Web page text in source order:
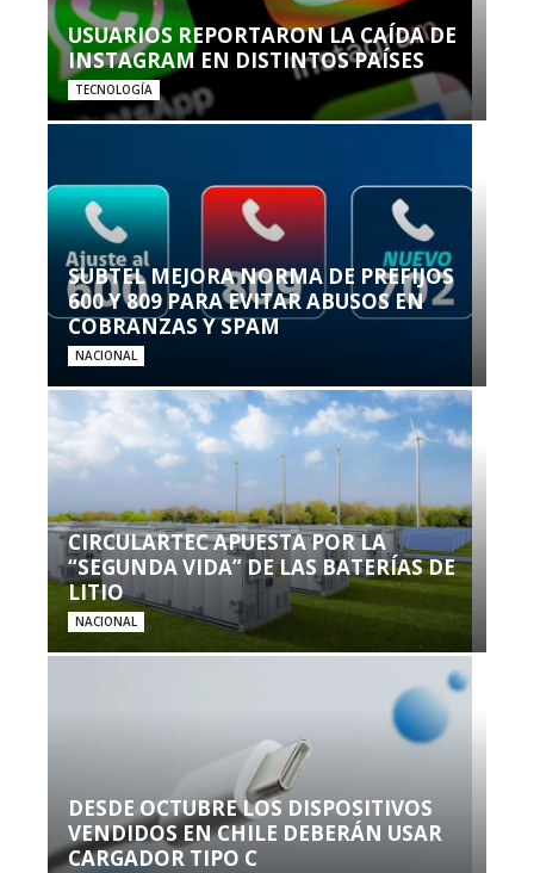
USUARIOS REPORTARON LA CAÍDA DE
INSTAGRAM EN DISTINTOS PAÍSES
TECNOLOGÍA
SUBTEL MEJORA NORMA DE PREFIJOS
600 Y 809 PARA EVITAR ABUSOS EN
COBRANZAS Y SPAM
NACIONAL
CIRCULARTEC APUESTA POR LA
“SEGUNDA VIDA” DE LAS BATERÍAS DE
LITIO
NACIONAL
DESDE OCTUBRE LOS DISPOSITIVOS
VENDIDOS EN CHILE DEBERÁN USAR
CARGADOR TIPO C